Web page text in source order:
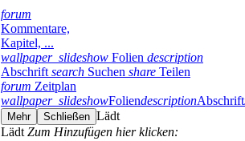
forum
Kommentare,
Kapitel, ...
wallpaper_slideshow Folien description
Abschrift search Suchen share Teilen
forum Zeitplan
wallpaper_slideshowFoliendescriptionAbschrift
Mehr Schließen Lädt
Lädt Zum Hinzufügen hier klicken: